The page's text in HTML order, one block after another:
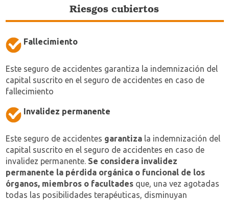
Riesgos cubiertos
Fallecimiento
Este seguro de accidentes garantiza la indemnización del
capital suscrito en el seguro de accidentes en caso de
fallecimiento
Invalidez permanente
Este seguro de accidentes garantiza la indemnización del
capital suscrito en el seguro de accidentes en caso de
invalidez permanente. Se considera invalidez
permanente la pérdida orgánica o funcional de los
órganos, miembros o facultades que, una vez agotadas
todas las posibilidades terapéuticas, disminuyan